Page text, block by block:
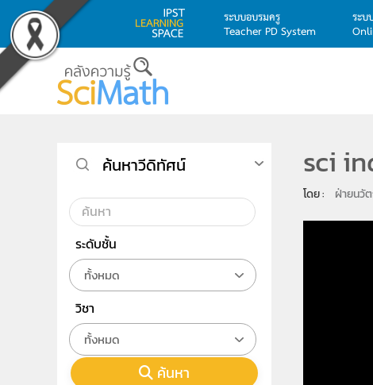
Skip to main content
ระบบอบรมครู
Teacher PD System
ระบ
sci
โดย : ฝ่ายนวั
ค้นหาวีดิทัศน์
ระดับชั้น
ทั้งหมด
วิชา
ทั้งหมด
ค้นหา